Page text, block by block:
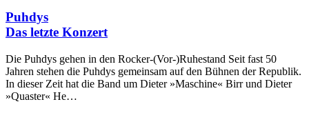
Puhdys
Das letzte Konzert
Die Puhdys gehen in den Rocker-(Vor-)Ruhestand Seit fast 50
Jahren stehen die Puhdys gemeinsam auf den Bühnen der Republik.
In dieser Zeit hat die Band um Dieter »Maschine« Birr und Dieter
»Quaster« He…